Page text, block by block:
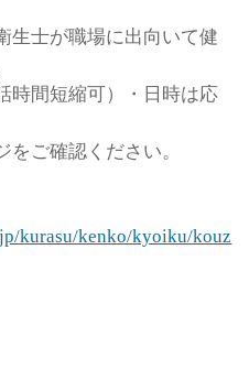
生士が職場に出向いて健
時間短縮可）・日時は応
ご確認ください。
kurasu/kenko/kyoiku/kouz